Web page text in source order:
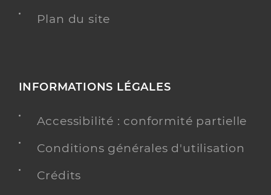
Plan du site
INFORMATIONS LÉGALES
Accessibilité : conformité partielle
Conditions générales d'utilisation
Crédits